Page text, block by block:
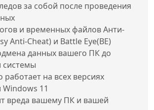
за собой после проведения
и временных файлов Анти-
Anti-Cheat) и Battle Eye(BE)
данных вашего ПК до
системы
работает на всех версиях
11
вреда вашему ПК и вашей